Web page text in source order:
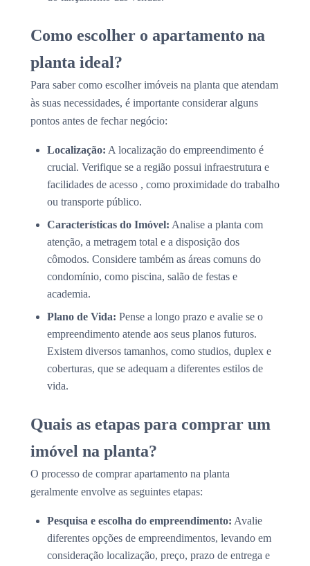
Como escolher o apartamento na
planta ideal?
Para saber como escolher imóveis na planta que atendam
às suas necessidades, é importante considerar alguns
pontos antes de fechar negócio:
Localização: A localização do empreendimento é
crucial. Verifique se a região possui infraestrutura e
facilidades de acesso , como proximidade do trabalho
ou transporte público.
Características do Imóvel: Analise a planta com
atenção, a metragem total e a disposição dos
cômodos. Considere também as áreas comuns do
condomínio, como piscina, salão de festas e
academia.
Plano de Vida: Pense a longo prazo e avalie se o
empreendimento atende aos seus planos futuros.
Existem diversos tamanhos, como studios, duplex e
coberturas, que se adequam a diferentes estilos de
vida.
Quais as etapas para comprar um
imóvel na planta?
O processo de comprar apartamento na planta
geralmente envolve as seguintes etapas:
Pesquisa e escolha do empreendimento: Avalie
diferentes opções de empreendimentos, levando em
consideração localização, preço, prazo de entrega e